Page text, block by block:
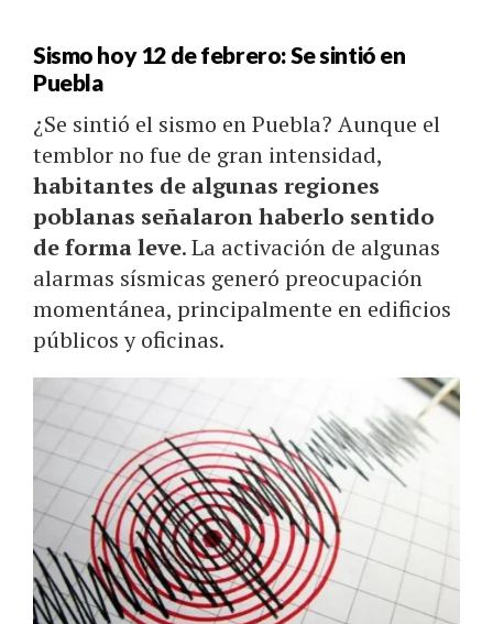
Sismo hoy 12 de febrero: Se sintió en
Puebla
¿Se sintió el sismo en Puebla? Aunque el
temblor no fue de gran intensidad,
habitantes de algunas regiones
poblanas señalaron haberlo sentido
de forma leve. La activación de algunas
alarmas sísmicas generó preocupación
momentánea, principalmente en edificios
públicos y oficinas.